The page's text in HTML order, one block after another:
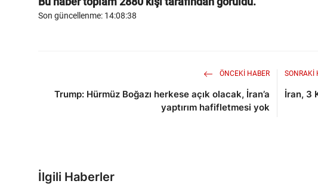
Son güncellenme: 14:08:38
ÖNCEKI HABER
Trump: Hürmüz Boğazı herkese açık olacak, İran’a
yaptırım hafifletmesi yok
SONRAKI
İran, 3
İlgili Haberler